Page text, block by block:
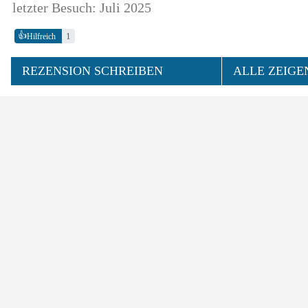
letzter Besuch: Juli 2025
👍Hilfreich 1
REZENSION SCHREIBEN ALLE